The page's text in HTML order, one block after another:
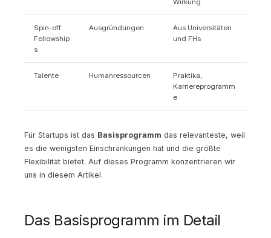
Wirkung
Spin-off
Fellowship
s
Ausgründungen
Aus Universitäten
und FHs
Talente Humanressourcen
Praktika,
Karriereprogramm
e
Für Startups ist das Basisprogramm das relevanteste, weil
es die wenigsten Einschränkungen hat und die größte
Flexibilität bietet. Auf dieses Programm konzentrieren wir
uns in diesem Artikel.
Das Basisprogramm im Detail